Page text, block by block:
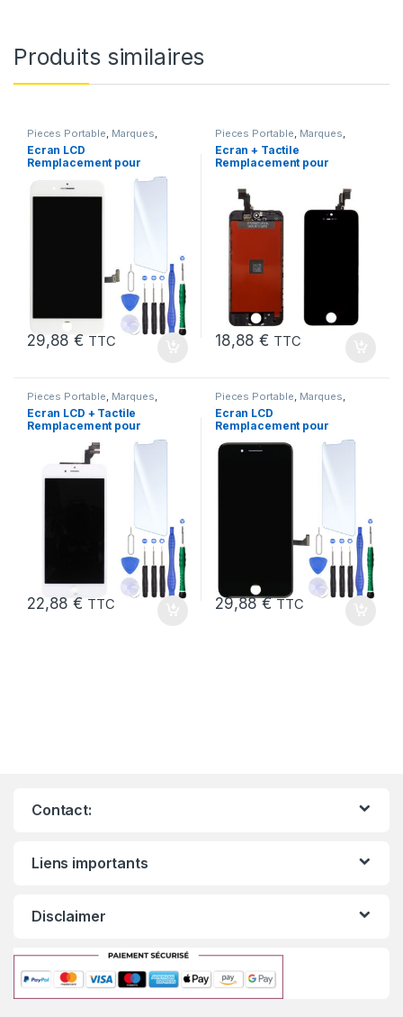
Produits similaires
Pieces Portable, Marques,
Apple iPhone 7 Plus
Ecran LCD
Remplacement pour
KIT Outils
29,88€ TTC
Pieces Portable, Marques,
Apple iPhone 5C
Ecran + Tactile
Remplacement pour
sur Chassis + Outils
18,88€ TTC
Pieces Portable, Marques,
Apple iPhone 6 Plus
Ecran LCD + Tactile
Remplacement pour
22,88€ TTC
Pieces Portable, Marques,
Apple iPhone 7 Plus
Ecran LCD
Remplacement pour
+Verre Trempe +Kit
29,88€ TTC
Contact:
Liens importants
Disclaimer